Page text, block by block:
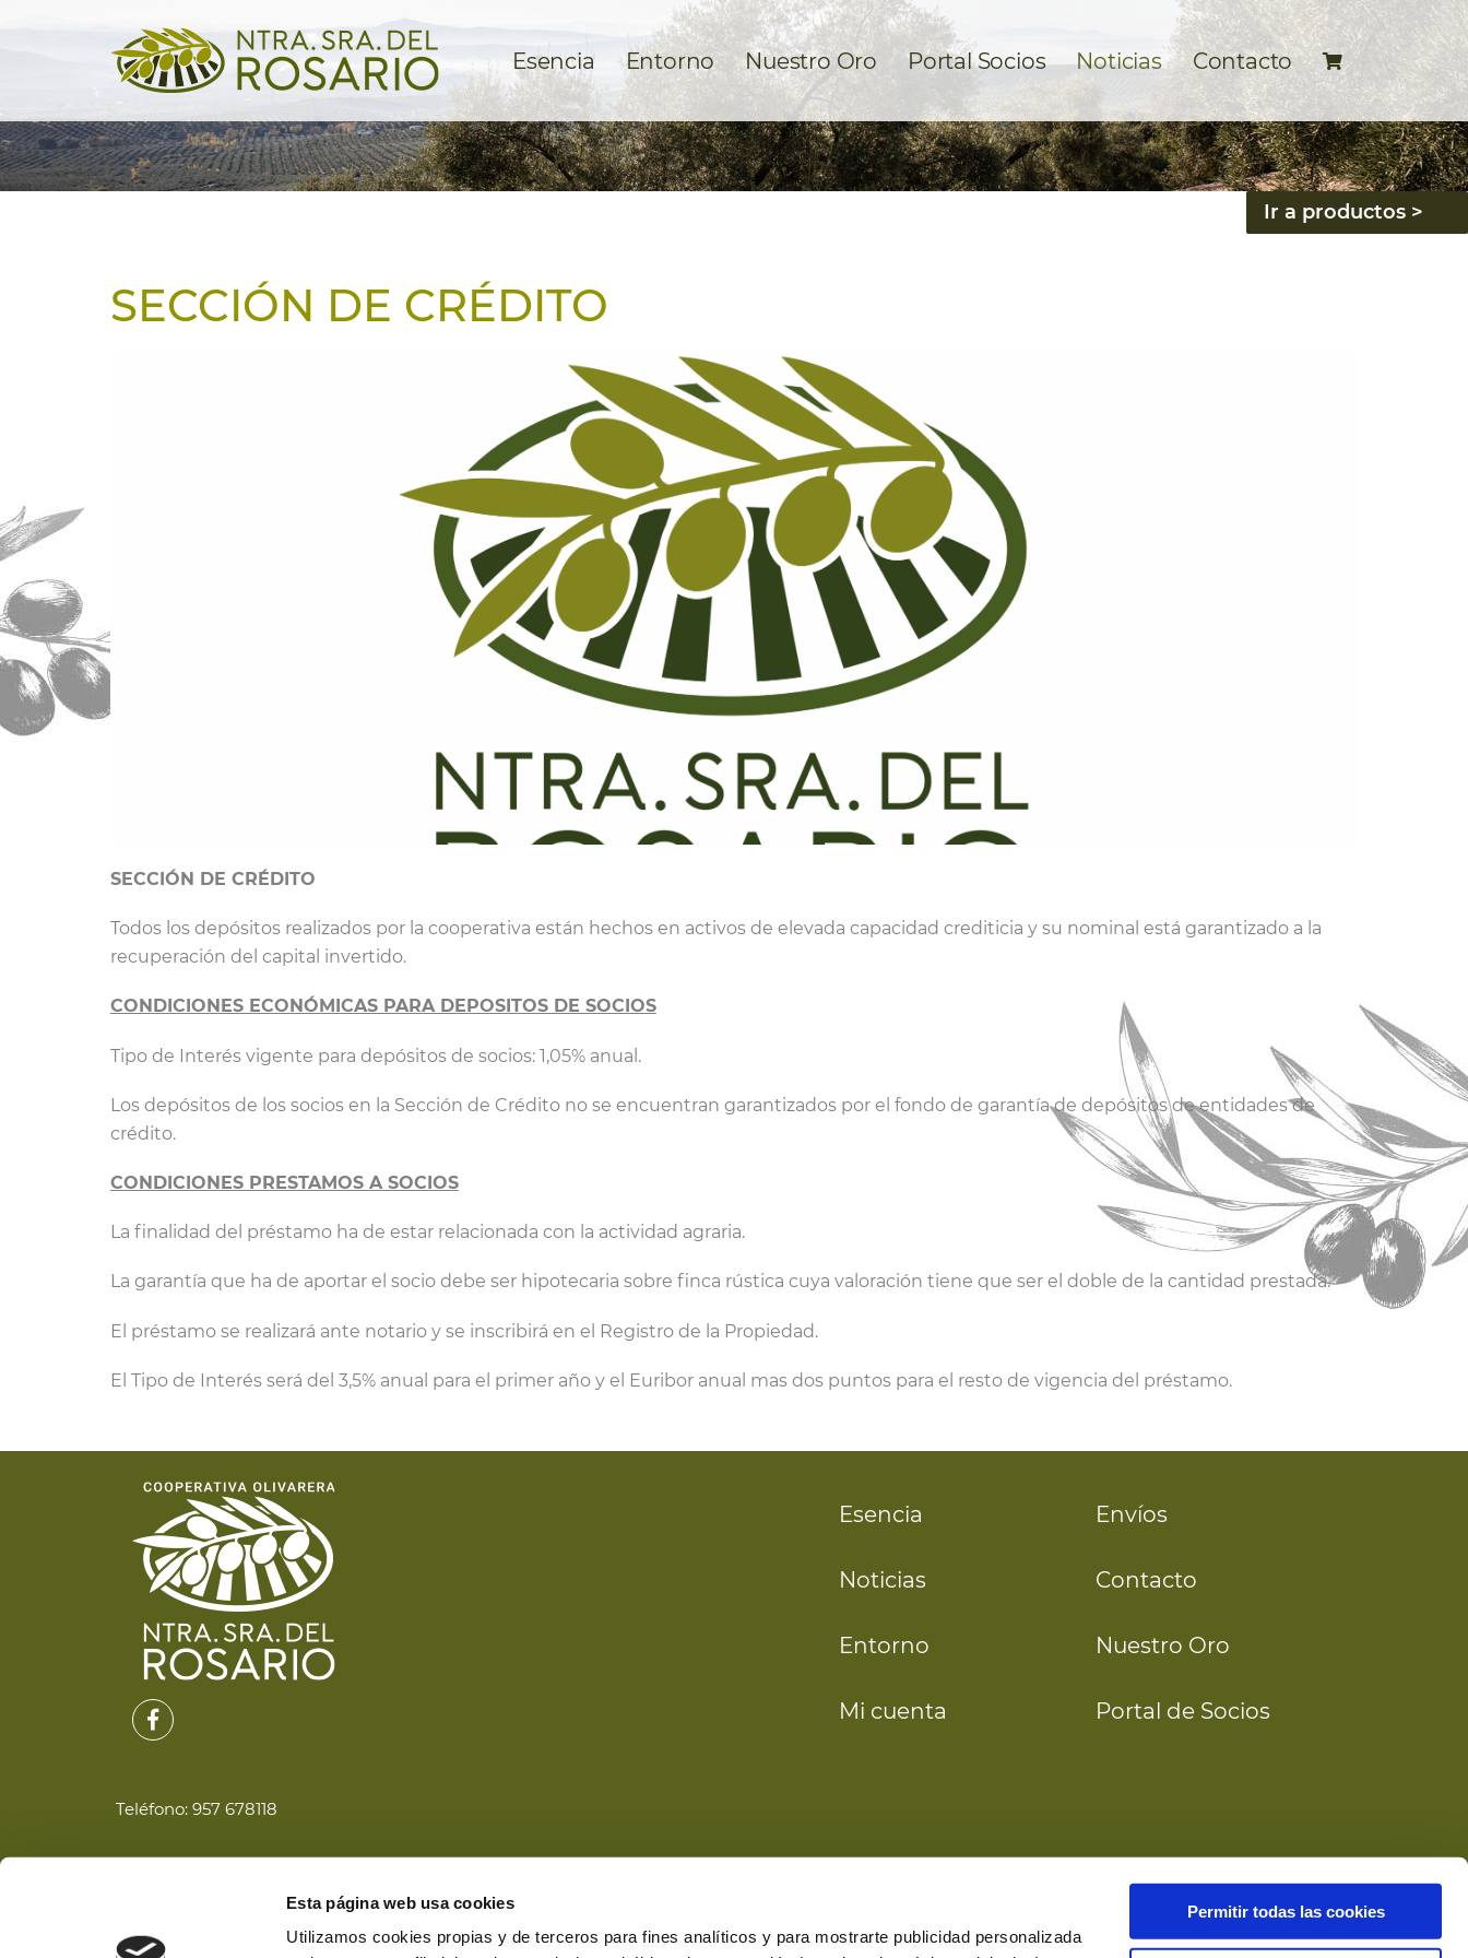
Esta página web usa cookies
Utilizamos cookies propias y de terceros para fines analíticos y para mostrarte publicidad personalizada
Permitir todas las cookies
Esencia Entorno Nuestro Oro Portal Socios Noticias Contacto
Ir a productos >
SECCIÓN DE CRÉDITO
SECCIÓN DE CRÉDITO
Todos los depósitos realizados por la cooperativa están hechos en activos de elevada capacidad crediticia y su nominal está garantizado a la
recuperación del capital invertido.
CONDICIONES ECONÓMICAS PARA DEPOSITOS DE SOCIOS
Tipo de Interés vigente para depósitos de socios: 1,05% anual.
Los depósitos de los socios en la Sección de Crédito no se encuentran garantizados por el fondo de garantía de depósitos de entidades de
crédito.
CONDICIONES PRESTAMOS A SOCIOS
La finalidad del préstamo ha de estar relacionada con la actividad agraria.
La garantía que ha de aportar el socio debe ser hipotecaria sobre finca rústica cuya valoración tiene que ser el doble de la cantidad prestada.
El préstamo se realizará ante notario y se inscribirá en el Registro de la Propiedad.
El Tipo de Interés será del 3,5% anual para el primer año y el Euribor anual mas dos puntos para el resto de vigencia del préstamo.
Esencia
Entorno
Mi cuenta
Envíos
Nuestro Oro
Portal de Socios
Noticias Contacto
Teléfono: 957 678118
14857 Nueva Carteya, Córdoba.